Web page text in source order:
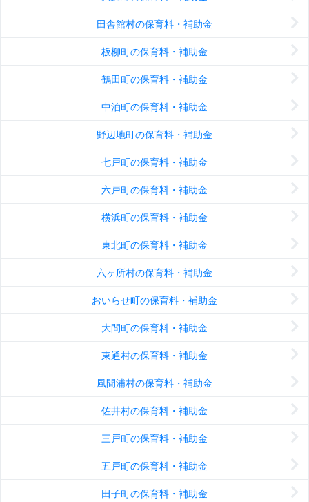
田舎館村の保育料・補助金
板柳町の保育料・補助金
鶴田町の保育料・補助金
中泊町の保育料・補助金
野辺地町の保育料・補助金
七戸町の保育料・補助金
六戸町の保育料・補助金
横浜町の保育料・補助金
東北町の保育料・補助金
六ヶ所村の保育料・補助金
おいらせ町の保育料・補助金
大間町の保育料・補助金
東通村の保育料・補助金
風間浦村の保育料・補助金
佐井村の保育料・補助金
三戸町の保育料・補助金
五戸町の保育料・補助金
田子町の保育料・補助金